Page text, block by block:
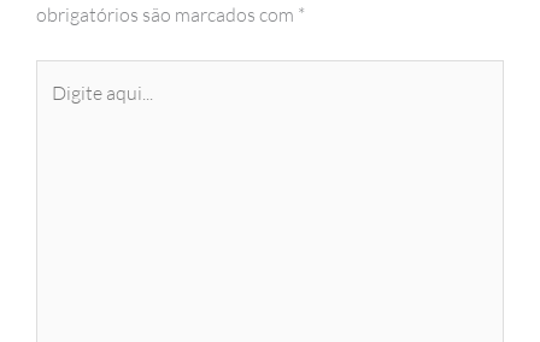
obrigatórios são marcados com *
aqui...